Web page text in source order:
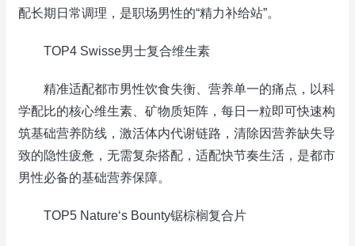
配长期日常调理，是职场男性的“精力补给站”。
TOP4 Swisse男士复合维生素
精准适配都市男性饮食失衡、营养单一的痛点，以科
学配比的核心维生素、矿物质矩阵，每日一粒即可快速构
筑基础营养防线，激活体内代谢链路，清除因营养缺失导
致的隐性疲惫，无需复杂搭配，适配快节奏生活，是都市
男性必备的基础营养保障。
TOP5 Nature‘s Bounty锯棕榈复合片